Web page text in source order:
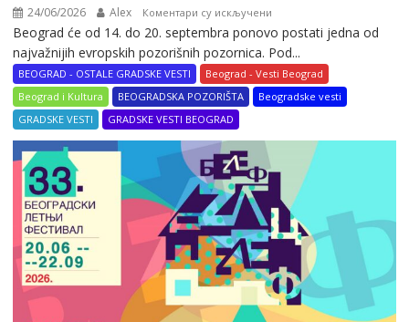
24/06/2026 Alex Коментари су искључени
BITEF
od
14.
do
sloganom
„Usudi
se
da
saznaš”
Beograd će od 14. do 20. septembra ponovo postati jedna od
najvažnijih evropskih pozorišnih pozornica. Pod...
BEOGRAD - OSTALE GRADSKE VESTI
Beograd - Vesti Beograd
Beograd i Kultura
BEOGRADSKA POZORIŠTA
Beogradske vesti
GRADSKE VESTI
GRADSKE VESTI BEOGRAD